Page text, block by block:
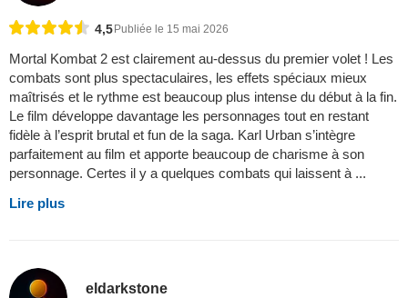
4,5Publiée le 15 mai 2026
Mortal Kombat 2 est clairement au-dessus du premier volet ! Les
combats sont plus spectaculaires, les effets spéciaux mieux
maîtrisés et le rythme est beaucoup plus intense du début à la fin.
Le film développe davantage les personnages tout en restant
fidèle à l’esprit brutal et fun de la saga. Karl Urban s’intègre
parfaitement au film et apporte beaucoup de charisme à son
personnage. Certes il y a quelques combats qui laissent à ...
Lire plus
eldarkstone